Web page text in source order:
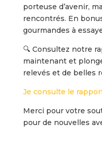
porteuse d’avenir,
rencontrés. En
gourmandes à
🔍 Consultez notre
maintenant et
relevés et de belles
Je consulte le
Merci pour votre
pour de nouvelles